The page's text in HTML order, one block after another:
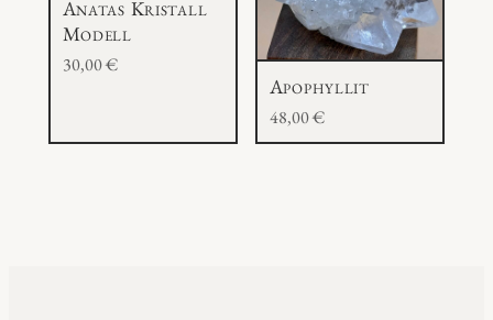
Anatas Kristall
Modell
30,00€
Apophyllit
48,00€